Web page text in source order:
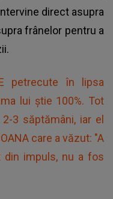
direct asupra
frânelor pentru a
petrecute în lipsa
lui știe 100%. Tot
3 săptămâni, iar el
care a văzut: "A
impuls, nu a fos